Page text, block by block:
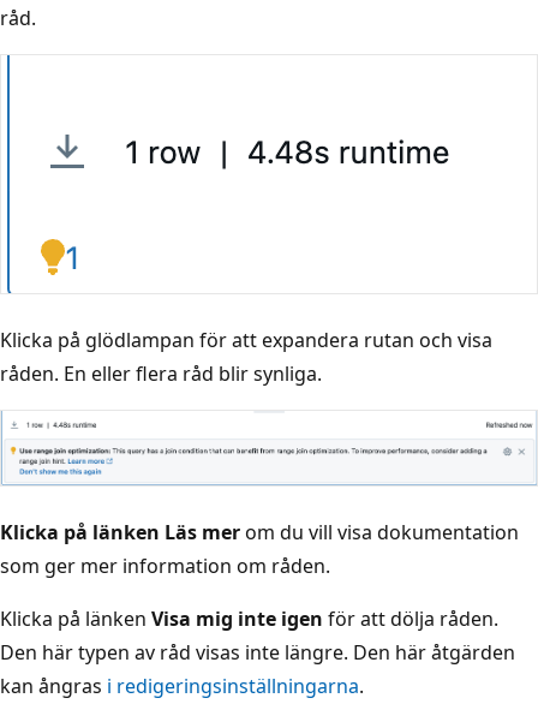
råd.
Klicka på glödlampan för att expandera rutan och visa
råden. En eller flera råd blir synliga.
Klicka på länken Läs merom du vill visa dokumentation
som ger mer information om råden.
Klicka på länken Visa mig inte igen för att dölja råden.
Den här typen av råd visas inte längre. Den här åtgärden
kan ångras i redigeringsinställningarna.